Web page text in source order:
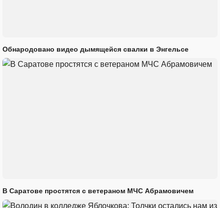
Обнародовано видео дымящейся свалки в Энгельсе
В Саратове простятся с ветераном МЧС Абрамовичем